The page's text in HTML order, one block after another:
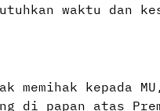
waktu dan
memihak kepada
di papan atas